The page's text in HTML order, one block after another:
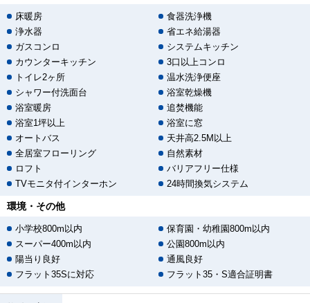
床暖房
食器洗浄機
浄水器
省エネ給湯器
ガスコンロ
システムキッチン
カウンターキッチン
3口以上コンロ
トイレ2ヶ所
温水洗浄便座
シャワー付洗面台
浴室乾燥機
浴室暖房
追焚機能
浴室1坪以上
浴室に窓
オートバス
天井高2.5M以上
全居室フローリング
自然素材
ロフト
バリアフリー仕様
TVモニタ付インターホン
24時間換気システム
環境・その他
小学校800m以内
保育園・幼稚園800m以内
スーパー400m以内
公園800m以内
陽当り良好
通風良好
フラット35Sに対応
フラット35・S適合証明書